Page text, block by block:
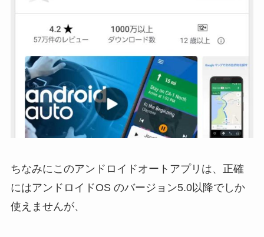
ちなみにこのアンドロイドオートアプリは、正確
にはアンドロイドOS のバージョン5.0以降でしか
使えませんが、